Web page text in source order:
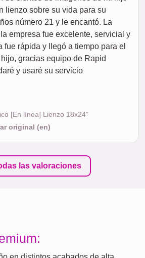
lienzo sobre su vida para su
número 21 y le encantó. La
empresa fue excelente, servicial y
fue rápida y llegó a tiempo para el
gracias equipo de Rapid
y usaré su servicio
[En línea] Lienzo 18x24"
original (en)
las valoraciones